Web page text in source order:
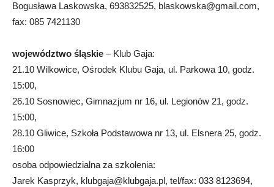
Bogusława Laskowska, 693832525, blaskowska@gmail.com,
fax: 085 7421130
województwo śląskie – Klub Gaja:
21.10 Wilkowice, Ośrodek Klubu Gaja, ul. Parkowa 10, godz.
15:00,
26.10 Sosnowiec, Gimnazjum nr 16, ul. Legionów 21, godz.
15:00,
28.10 Gliwice, Szkoła Podstawowa nr 13, ul. Elsnera 25, godz.
16:00
osoba odpowiedzialna za szkolenia:
Jarek Kasprzyk, klubgaja@klubgaja.pl, tel/fax: 033 8123694,